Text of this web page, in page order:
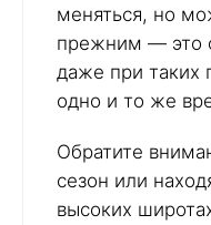
меняться, но
прежним — это
даже при таких
одно и то же
Обратите
сезон или
высоких